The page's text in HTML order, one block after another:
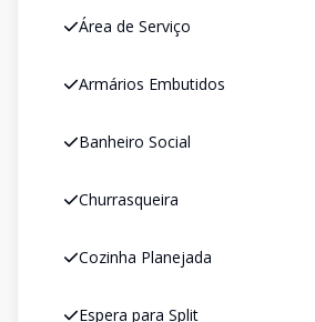
Área de Serviço
Armários Embutidos
Banheiro Social
Churrasqueira
Cozinha Planejada
Espera para Split